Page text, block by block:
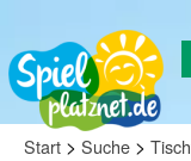
Start > Suche >